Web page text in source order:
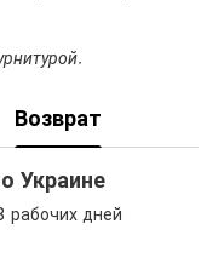
Возврат
Украине
рабочих дней